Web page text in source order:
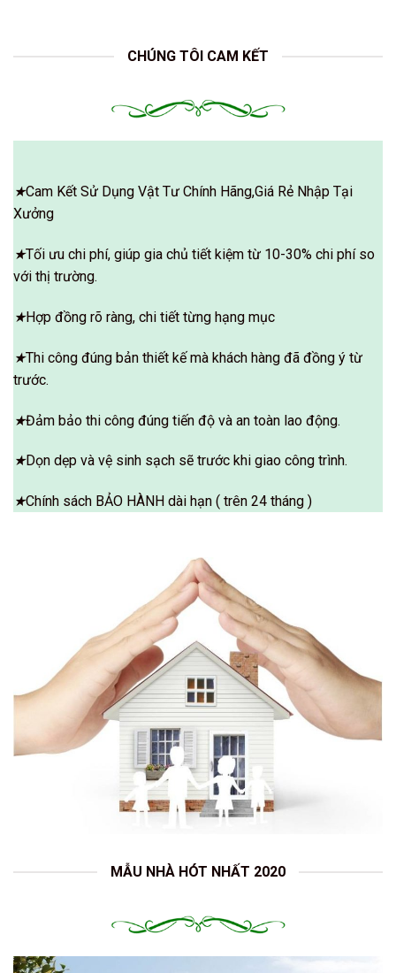
CHÚNG TÔI CAM KẾT
★Cam Kết Sử Dụng Vật Tư Chính Hãng,Giá Rẻ Nhập Tại
Xưởng
★Tối ưu chi phí, giúp gia chủ tiết kiệm từ 10-30% chi phí so
với thị trường.
★Hợp đồng rõ ràng, chi tiết từng hạng mục
★Thi công đúng bản thiết kế mà khách hàng đã đồng ý từ
trước.
★Đảm bảo thi công đúng tiến độ và an toàn lao động.
★Dọn dẹp và vệ sinh sạch sẽ trước khi giao công trình.
★Chính sách BẢO HÀNH dài hạn ( trên 24 tháng )
MẪU NHÀ HÓT NHẤT 2020